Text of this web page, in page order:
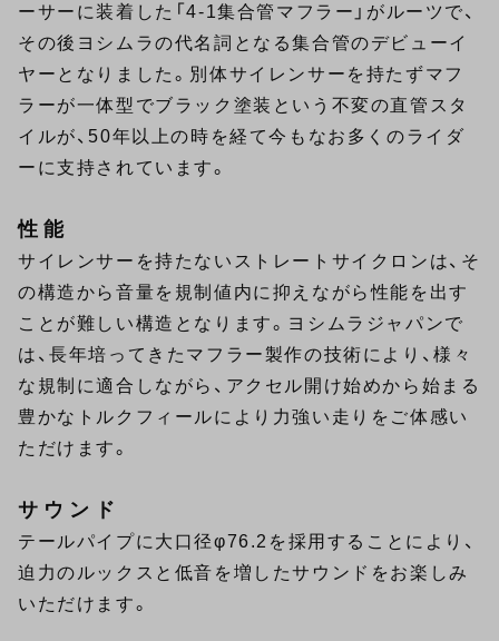
ーサーに装着した「4-1集合管マフラー」がルーツで、
その後ヨシムラの代名詞となる集合管のデビューイ
ヤーとなりました。別体サイレンサーを持たずマフ
ラーが一体型でブラック塗装という不変の直管スタ
イルが、50年以上の時を経て今もなお多くのライダ
ーに支持されています。
性能
サイレンサーを持たないストレートサイクロンは、そ
の構造から音量を規制値内に抑えながら性能を出す
ことが難しい構造となります。ヨシムラジャパンで
は、長年培ってきたマフラー製作の技術により、様々
な規制に適合しながら、アクセル開け始めから始まる
豊かなトルクフィールにより力強い走りをご体感い
ただけます。
サウンド
テールパイプに大口径φ76.2を採用することにより、
迫力のルックスと低音を増したサウンドをお楽しみ
いただけます。